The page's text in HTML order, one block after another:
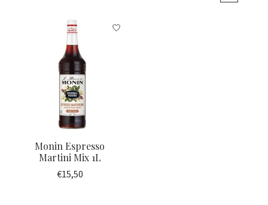
Monin Espresso
Martini Mix 1L
€15,50